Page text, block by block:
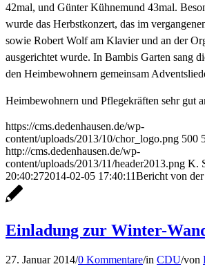
42mal, und Günter Kühnemund 43mal.
wurde das Herbstkonzert, das im
sowie Robert Wolf am Klavier und an der
ausgerichtet wurde. In Bambis Garten sang
den Heimbewohnern gemeinsam
Heimbewohnern und Pflegekräften sehr gut
https://cms.dedenhausen.de/wp-
content/uploads/2013/10/chor_logo.png 500
http://cms.dedenhausen.de/wp-
content/uploads/2013/11/header2013.png K.
20:40:272014-02-05 17:40:11Bericht von
Einladung zur Winter-
27. Januar 2014/0 Kommentare/in CDU/von